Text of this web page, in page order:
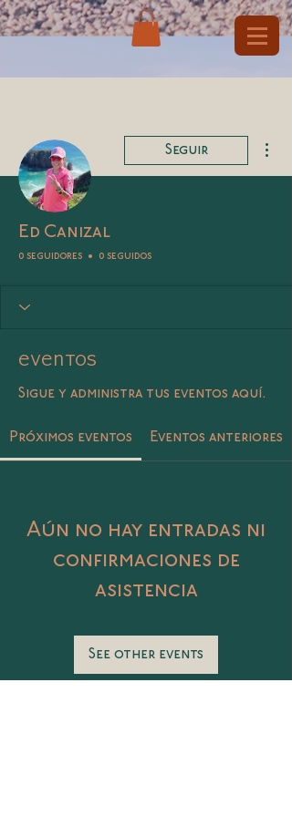
Seguir
Ed Canizal
0 seguidores 0 seguidos
Eventos
Sigue y administra tus eventos aquí.
Próximos eventos Eventos anteriores
Aún no hay entradas ni
confirmaciones de
asistencia
See other events